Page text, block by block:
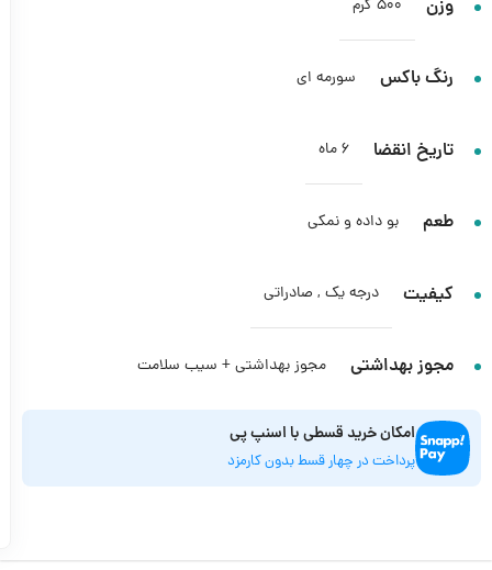
وزن 500 گرم
رنگ باکس سورمه ای
تاریخ انقضا 6 ماه
طعم بو داده و نمکی
کیفیت درجه یک , صادراتی
مجوز بهداشتی مجوز بهداشتی + سیب سلامت
امکان خرید قسطی با اسنپ پی
پرداخت در چهار قسط بدون کارمزد